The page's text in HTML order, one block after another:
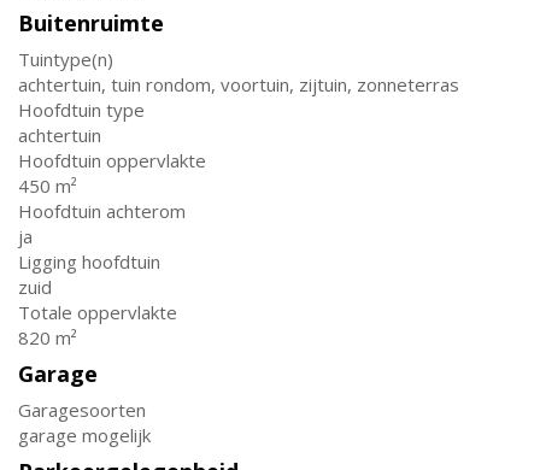
Buitenruimte
Tuintype(n)
achtertuin, tuin rondom, voortuin, zijtuin, zonneterras
Hoofdtuin type
achtertuin
Hoofdtuin oppervlakte
450 m²
Hoofdtuin achterom
ja
Ligging hoofdtuin
zuid
Totale oppervlakte
820 m²
Garage
Garagesoorten
garage mogelijk